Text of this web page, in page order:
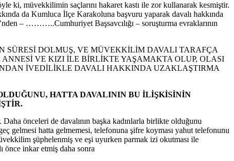
ki, müvekkilimin saçlarını hakaret kastı ile zor kullanarak kesmiştir.
da Kumluca İlçe Karakoluna başvuru yaparak davalı hakkında
– ………..Cumhuriyet Başsavcılığı – soruşturma evraklarının
DOLMUŞ, VE MÜVEKKİLİM DAVALI TARAFÇA
VE KIZI İLE BİRLİKTE YAŞAMAKTA OLUP, OLASI
İVEDİLİKLE DAVALI HAKKINDA UZAKLAŞTIRMA
HATTA DAVALININ BU İLİŞKİSİNİN
önceleri de davalının başka kadınlarla birlikte olduğunu
gelmesi hatta gelmemesi, telefonuna şifre koyması yahut telefonunu
şüphelenmiş ve eşi uyurken parmak izi okutması ile
önce inkar etmiş daha sonra